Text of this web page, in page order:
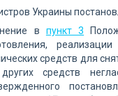
Украины
в пункт 3
средств для
средств